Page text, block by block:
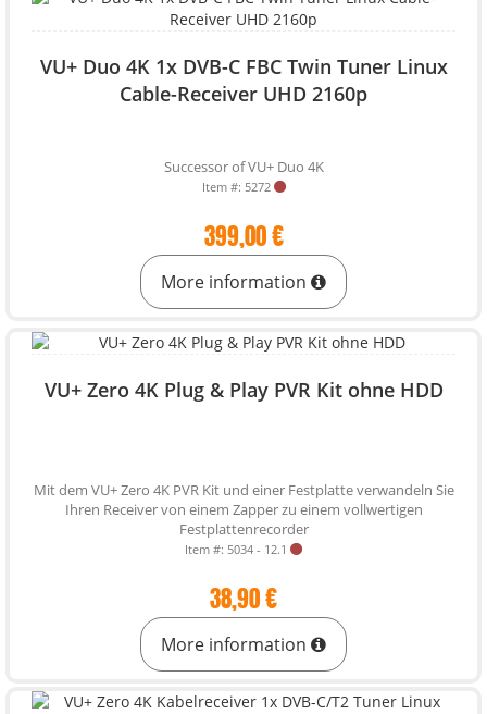
VU+ Duo 4K 1x DVB-C FBC Twin Tuner Linux
Cable-Receiver UHD 2160p
Successor of VU+ Duo 4K
Item #: 5272
399,00 €
More information
VU+ Zero 4K Plug & Play PVR Kit ohne HDD
Mit dem VU+ Zero 4K PVR Kit und einer Festplatte verwandeln Sie
Ihren Receiver von einem Zapper zu einem vollwertigen
Festplattenrecorder
Item #: 5034 - 12.1
38,90 €
More information